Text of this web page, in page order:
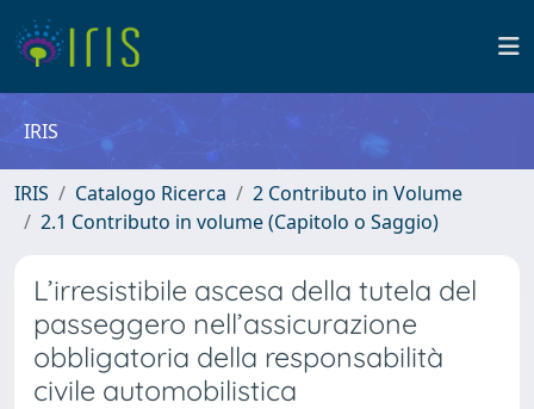
IRIS
IRIS Catalogo Ricerca
2 Contributo in Volume
2.1 Contributo in volume (Capitolo o Saggio)
L’irresistibile ascesa della tutela del
passeggero nell’assicurazione
obbligatoria della responsabilità
civile automobilistica